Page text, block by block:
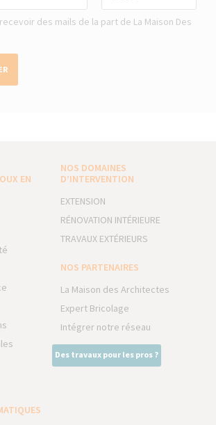
des mails de la part de La Maison Des
EN
NOS DOMAINES
D’INTERVENTION
EXTENSION
RÉNOVATION INTÉRIEURE
TRAVAUX EXTÉRIEURS
NOS PARTENAIRES
La Maison des Architectes
Expert Bricolage
Intégrer notre réseau
Des travaux pour les pros ?